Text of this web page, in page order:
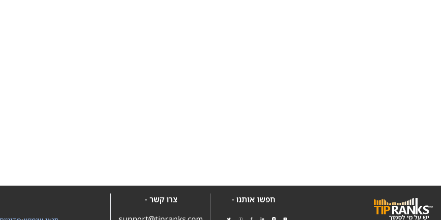
חפשו אותנו -
צרו קשר -